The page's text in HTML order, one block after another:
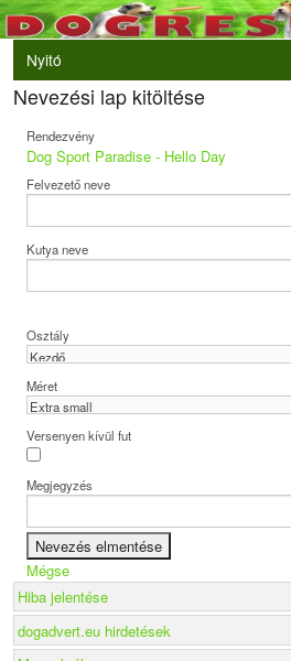
Nyitó
Belépés
VB és EO válogatók
Élő eredmények
Rendezvények
Kutyák
Tulajdonosok/Felvezetők
Nevezési lap kitöltése
Rendezvény
Dog Sport Paradise - Hello Day
Felvezető neve
Kutya neve
Osztály
Méret
Versenyen kívül fut
Megjegyzés
Mégse
Hiba jelentése
dogadvert.eu hirdetések